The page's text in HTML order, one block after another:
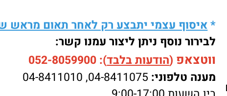
איסוף עצמי יתבצע רק לאחר תאום מראש
לבירור נוסף ניתן ליצור עמנו קשר:
ווטצאפ (הודעות בלבד):
052-8059900
טלפוני:04-8411075
,
04-8411010